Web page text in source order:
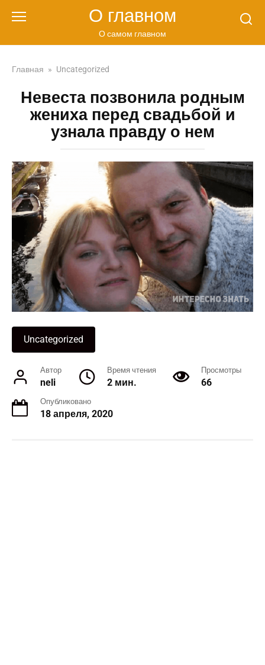
О главном
О самом главном
Главная » Uncategorized
Невеста позвонила родным
жениха перед свадьбой и
узнала правду о нем
Uncategorized
Автор
neli
Время чтения
2 мин.
Просмотры
66
Опубликовано
18 апреля, 2020